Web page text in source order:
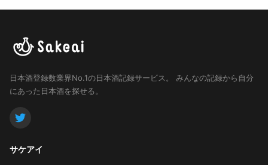
日本酒登録数業界No.1の日本酒記録サービス。
みんなの記録から自分
にあった日本酒を探せる。
サケアイ